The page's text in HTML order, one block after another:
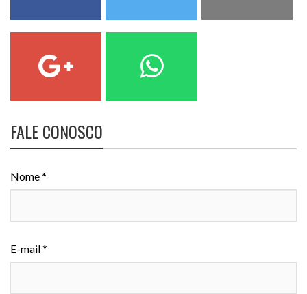
FALE CONOSCO
Nome *
E-mail *